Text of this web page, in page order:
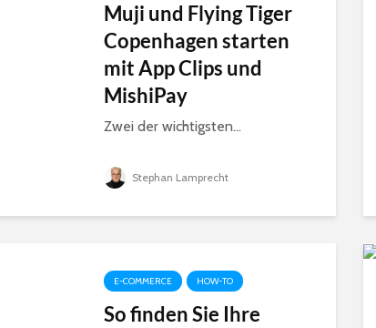
Muji und Flying Tiger
Copenhagen starten
mit App Clips und
MishiPay
Zwei der wichtigsten...
Stephan Lamprecht
E-COMMERCE HOW-TO
So finden Sie Ihre